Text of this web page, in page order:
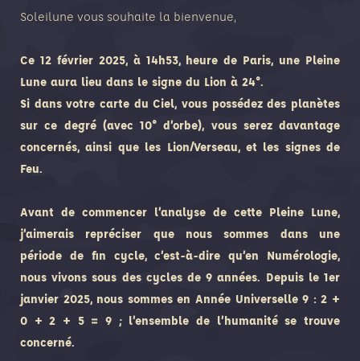
Soleilune vous souhaite la bienvenue,
Ce 12 février 2025, à 14h53, heure de Paris, une Pleine
Lune aura lieu dans le signe du Lion à 24°.
Si dans votre carte du Ciel, vous possédez des planètes
sur ce degré (avec 10° d’orbe), vous serez davantage
concernés, ainsi que les Lion/Verseau, et les signes de
Feu.
Avant de commencer l’analyse de cette Pleine Lune,
j’aimerais repréciser que nous sommes dans une
période de fin cycle, c’est-à-dire qu’en Numérologie,
nous vivons sous des cycles de 9 années. Depuis le 1er
janvier 2025, nous sommes en Année Universelle 9 : 2 +
0 + 2 + 5 = 9 ; l’ensemble de l’humanité se trouve
concerné.